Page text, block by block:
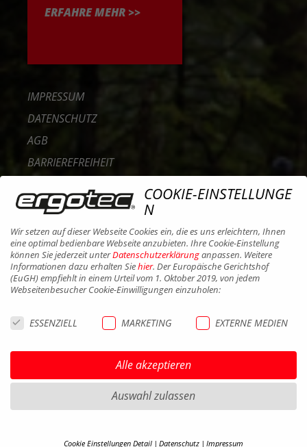
ERFAHRE MEHR >>
IMPRESSUM
DATENSCHUTZ
AGB
BARRIEREFREIHEIT
KARRIERE
B2B PORTAL
COOKIES
COOKIE-EINSTELLUNGE
N
Wir setzen auf dieser Webseite Cookies ein, die es uns erleichtern, Ihnen
eine optimal bedienbare Webseite anzubieten. Ihre Cookie-Einstellung
können Sie jederzeit unterDatenschutzerklärunganpassen. Weitere
Informationen dazu erhalten Siehier. Der Europäische Gerichtshof
(EuGH) empfiehlt in einem Urteil vom 1. Oktober 2019, von jedem
Webseitenbesucher Cookie-Einwilligungen einzuholen:
ESSENZIELL MARKETING EXTERNE MEDIEN
Alle akzeptieren
Auswahl zulassen
Cookie Einstellungen Detail Datenschutz Impressum